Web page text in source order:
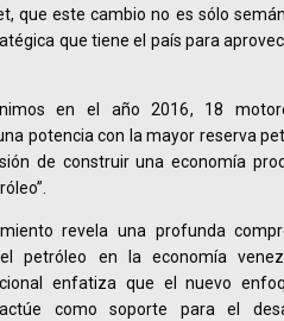
que este cambio no es sólo
que tiene el país para
en el año 2016, 18
potencia con la mayor reserva
de construir una economía
revela una profunda
petróleo en la economía
enfatiza que el nuevo
actúe como soporte para el